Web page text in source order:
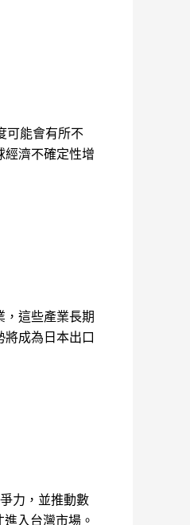
可能會有所不
經濟不確定性增
這些產業長期
成為日本出口
力，並推動數
入台灣市場。